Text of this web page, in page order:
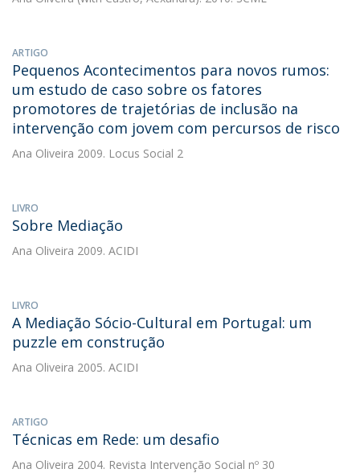
ARTIGO
Pequenos Acontecimentos para novos rumos:
um estudo de caso sobre os fatores
promotores de trajetórias de inclusão na
intervenção com jovem com percursos de risco
Ana Oliveira 2009. Locus Social 2
LIVRO
Sobre Mediação
Ana Oliveira 2009. ACIDI
LIVRO
A Mediação Sócio-Cultural em Portugal: um
puzzle em construção
Ana Oliveira 2005. ACIDI
ARTIGO
Técnicas em Rede: um desafio
Ana Oliveira 2004. Revista Intervenção Social nº 30